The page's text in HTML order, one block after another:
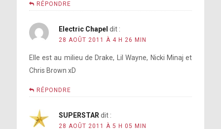
RÉPONDRE
Electric Chapel dit :
28 AOÛT 2011 À 4 H 26 MIN
Elle est au milieu de Drake, Lil Wayne, Nicki Minaj et
Chris Brown xD
RÉPONDRE
SUPERSTAR dit :
28 AOÛT 2011 À 5 H 05 MIN